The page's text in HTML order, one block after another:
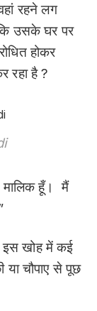
रहने लग
उसके घर पर
होकर
रहा है ?
मालिक हूँ। मैं
इस खोह में कई
या चौपाए से पूछ